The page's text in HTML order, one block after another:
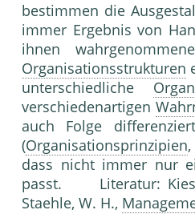
bestimmen die
immer Ergebnis von
ihnen
Organisationsstrukturen
unterschiedliche
verschiedenartigen
auch Folge
(Organisationsprinzipien,
dass nicht immer nur
passt. Literatur:
Staehle, W. H.,